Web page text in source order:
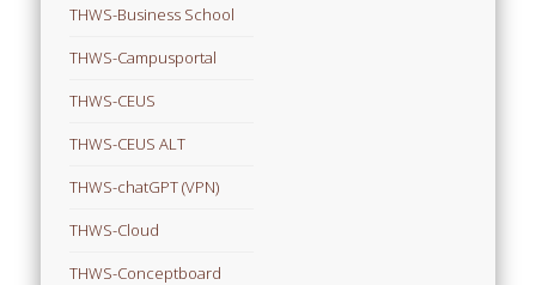
THWS-Business School
THWS-Campusportal
THWS-CEUS
THWS-CEUS ALT
THWS-chatGPT (VPN)
THWS-Cloud
THWS-Conceptboard